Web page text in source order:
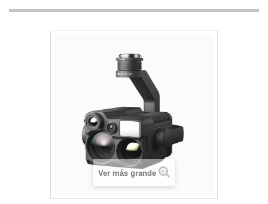
Ver más grande